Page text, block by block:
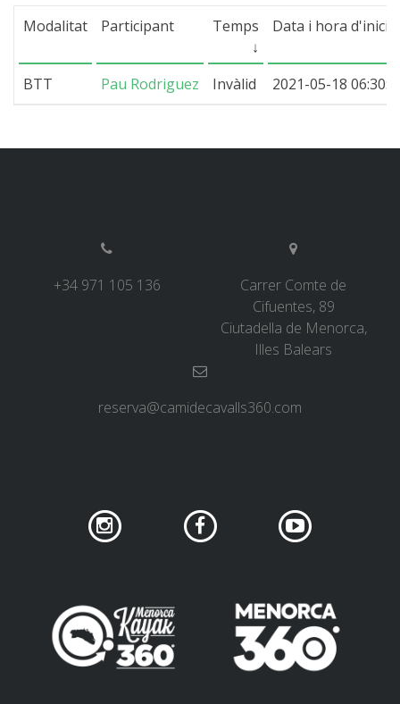
ESPAÑOL
FRANÇAIS
Modalitat Participant
Temps
↓
Data i hora d'inici
BTT Pau Rodriguez Invàlid 2021-05-18
+34 971 105 136
Carrer Comte de
Cifuentes, 89
Ciutadella de Menorca,
Illes Balears
reserva@camidecavalls360.com